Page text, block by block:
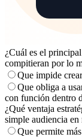
¿Cuál es el
compitieran por lo
Que impide
Que obliga a
con función dentro
¿Qué ventaja
simple audiencia en
Que permite